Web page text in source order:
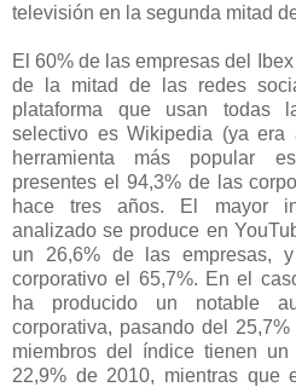
televisión en la segunda mitad
El 60% de las empresas del
de la mitad de las redes
plataforma que usan todas
selectivo es Wikipedia (ya
herramienta más popular
presentes el 94,3% de las
hace tres años. El mayor
analizado se produce en
un 26,6% de las empresas,
corporativo el 65,7%. En el
ha producido un notable
corporativa, pasando del
miembros del índice tienen un
22,9% de 2010, mientras que